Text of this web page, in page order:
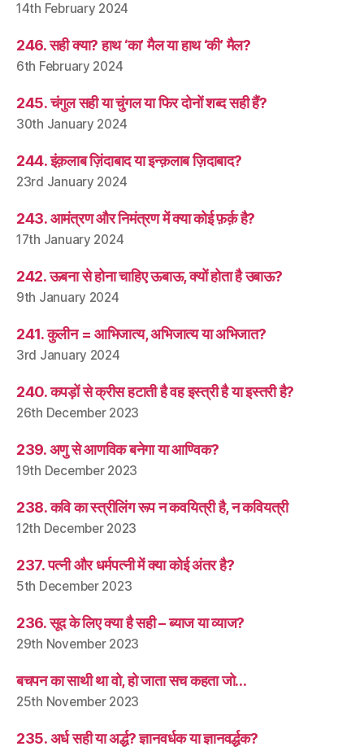
14th February 2024
246. सही क्या? हाथ ‘का’ मैल या हाथ ‘की’ मैल?
6th February 2024
245. चंगुल सही या चुंगल या फिर दोनों शब्द सही हैं?
30th January 2024
244. इंक़लाब ज़िंदाबाद या इन्क़लाब ज़िदाबाद?
23rd January 2024
243. आमंत्रण और निमंत्रण में क्या कोई फ़र्क़ है?
17th January 2024
242. ऊबना से होना चाहिए ऊबाऊ, क्यों होता है उबाऊ?
9th January 2024
241. कुलीन = आभिजात्य, अभिजात्य या अभिजात?
3rd January 2024
240. कपड़ों से क्रीस हटाती है वह इस्त्री है या इस्तरी है?
26th December 2023
239. अणु से आणविक बनेगा या आण्विक?
19th December 2023
238. कवि का स्त्रीलिंग रूप न कवयित्री है, न कवियत्री
12th December 2023
237. पत्नी और धर्मपत्नी में क्या कोई अंतर है?
5th December 2023
236. सूद के लिए क्या है सही – ब्याज या व्याज?
29th November 2023
बचपन का साथी था वो, हो जाता सच कहता जो…
25th November 2023
235. अर्ध सही या अर्द्ध? ज्ञानवर्धक या ज्ञानवर्द्धक?